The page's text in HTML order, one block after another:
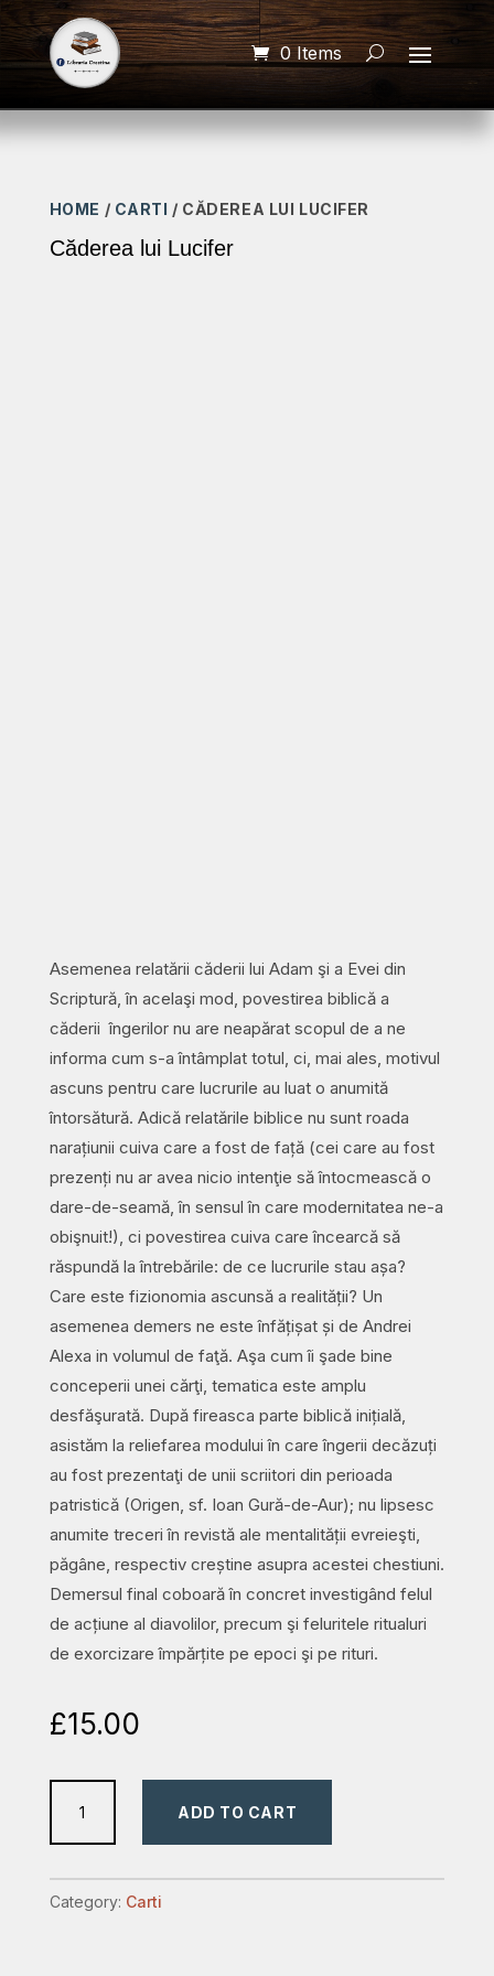
0 Items
HOME / CARTI / CĂDEREA LUI LUCIFER
Căderea lui Lucifer
Asemenea relatării căderii lui Adam şi a Evei din
Scriptură, în acelaşi mod, povestirea biblică a
căderii îngerilor nu are neapărat scopul de a ne
informa cum s-a întâmplat totul, ci, mai ales, motivul
ascuns pentru care lucrurile au luat o anumită
întorsătură. Adică relatările biblice nu sunt roada
narațiunii cuiva care a fost de față (cei care au fost
prezenți nu ar avea nicio intenţie să întocmească o
dare-de-seamă, în sensul în care modernitatea ne-a
obişnuit!), ci povestirea cuiva care încearcă să
răspundă la întrebările: de ce lucrurile stau așa?
Care este fizionomia ascunsă a realității? Un
asemenea demers ne este înfățișat și de Andrei
Alexa in volumul de faţă. Aşa cum îi şade bine
conceperii unei cărţi, tematica este amplu
desfăşurată. După fireasca parte biblică inițială,
asistăm la reliefarea modului în care îngerii decăzuți
au fost prezentaţi de unii scriitori din perioada
patristică (Origen, sf. Ioan Gură-de-Aur); nu lipsesc
anumite treceri în revistă ale mentalității evreieşti,
păgâne, respectiv creștine asupra acestei chestiuni.
Demersul final coboară în concret investigând felul
de acțiune al diavolilor, precum şi feluritele ritualuri
de exorcizare împărțite pe epoci şi pe rituri.
£15.00
quantity
ADD TO CART
Category: Carti